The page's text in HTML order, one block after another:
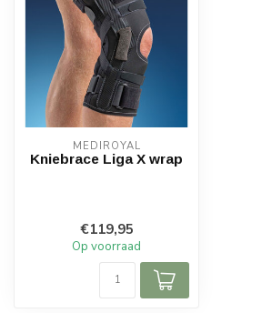
MEDIROYAL
Kniebrace Liga X wrap
€119,95
Op voorraad